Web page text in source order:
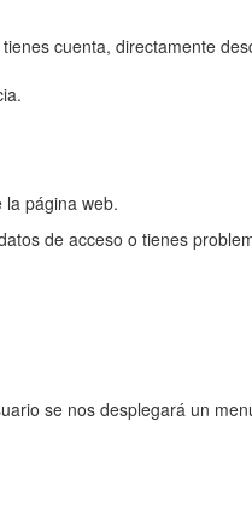
cuenta, directamente
la página web.
de acceso o tienes
se nos desplegará un